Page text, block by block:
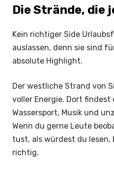
Die Strände, die
Kein richtiger Side
auslassen, denn sie sind
absolute Highlight.
Der westliche Strand von
voller Energie. Dort findest
Wassersport, Musik und
Wenn du gerne Leute
tust, als würdest du lesen,
richtig.